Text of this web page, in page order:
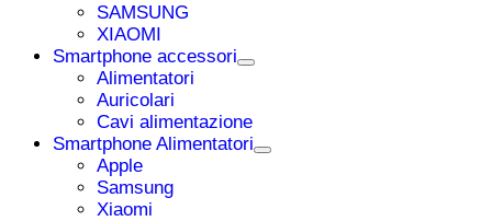
SAMSUNG
XIAOMI
Smartphone accessori
Alimentatori
Auricolari
Cavi alimentazione
Smartphone Alimentatori
Apple
Samsung
Xiaomi